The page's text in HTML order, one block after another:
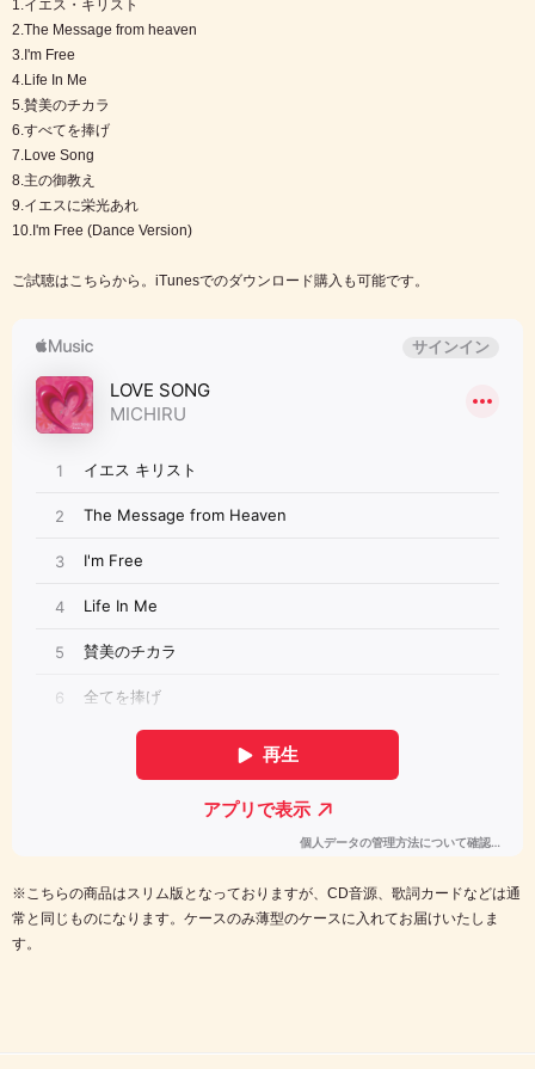
1.イエス・キリスト
2.The Message from heaven
3.I'm Free
4.Life In Me
5.賛美のチカラ
6.すべてを捧げ
7.Love Song
8.主の御教え
9.イエスに栄光あれ
10.I'm Free (Dance Version)
ご試聴はこちらから。iTunesでのダウンロード購入も可能です。
※こちらの商品はスリム版となっておりますが、CD音源、歌詞カードなどは通
常と同じものになります。ケースのみ薄型のケースに入れてお届けいたしま
す。